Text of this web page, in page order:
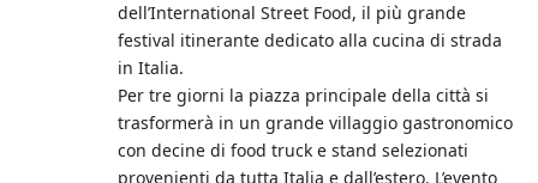
dell’International Street Food, il più grande
festival itinerante dedicato alla cucina di strada
in Italia.
Per tre giorni la piazza principale della città si
trasformerà in un grande villaggio gastronomico
con decine di food truck e stand selezionati
provenienti da tutta Italia e dall’estero. L’evento